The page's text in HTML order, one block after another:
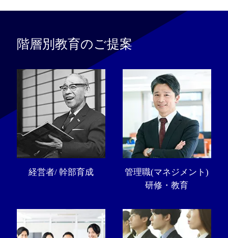
階層別教育のご提案
経営者/ 幹部育成
管理職(マネジメント)
研修・教育